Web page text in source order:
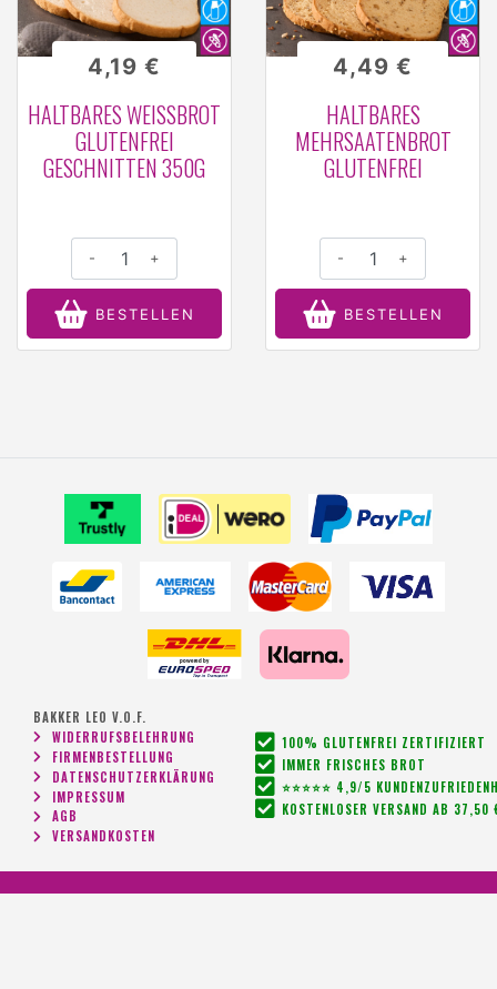
HALTBARES WEISSBROT G
LUTENFREI G
ESCHNITTEN 350G
4,19 €
- +
BESTELLEN
HALTBARES
MEHRSAATENBROT
GLUTENFREI
4,49 €
- +
BESTELLEN
BAKKER LEO V.O.F.
WIDERRUFSBELEHRUNG
FIRMENBESTELLUNG
DATENSCHUTZERKLÄRUNG
IMPRESSUM
AGB
VERSANDKOSTEN
100% GLUTENFREI ZERTIFIZIERT
IMMER FRISCHES BROT
⭐⭐⭐⭐⭐ 4,9/5
KOSTENLOSER VERSAND AB 37,50